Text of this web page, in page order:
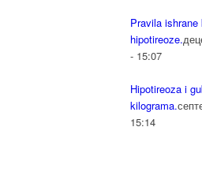
Pravila ishrane
hipotireoze.
- 15:07
Hipotireoza i
kilograma.
15:14